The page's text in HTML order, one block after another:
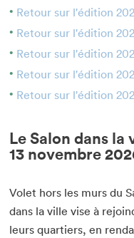
Retour sur l'édition
Retour sur l'édition
Retour sur l'édition
Retour sur l'édition
Retour sur l'édition
Le Salon dans la
13 novembre
Volet hors les murs du
dans la ville vise à
leurs quartiers, en